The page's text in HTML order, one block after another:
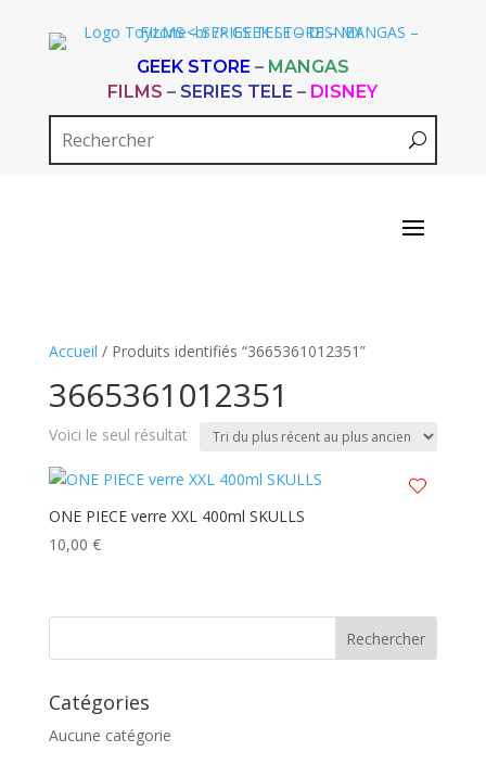
GEEK STORE – MANGAS
FILMS – SERIES TELE – DISNEY
Accueil / Produits identifiés “3665361012351”
3665361012351
Voici le seul résultat
ONE PIECE verre XXL 400ml SKULLS
10,00 €
Catégories
Aucune catégorie